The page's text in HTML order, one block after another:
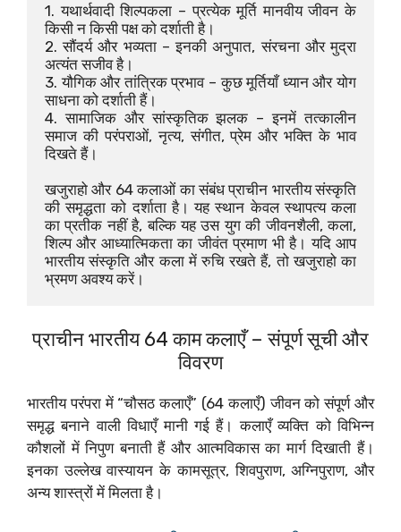
1. यथार्थवादी शिल्पकला – प्रत्येक मूर्ति मानवीय जीवन के
किसी न किसी पक्ष को दर्शाती है।
2. सौंदर्य और भव्यता – इनकी अनुपात, संरचना और मुद्रा
अत्यंत सजीव है।
3. यौगिक और तांत्रिक प्रभाव – कुछ मूर्तियाँ ध्यान और योग
साधना को दर्शाती हैं।
4. सामाजिक और सांस्कृतिक झलक – इनमें तत्कालीन
समाज की परंपराओं, नृत्य, संगीत, प्रेम और भक्ति के भाव
दिखते हैं।
खजुराहो और 64 कलाओं का संबंध प्राचीन भारतीय संस्कृति
की समृद्धता को दर्शाता है। यह स्थान केवल स्थापत्य कला
का प्रतीक नहीं है, बल्कि यह उस युग की जीवनशैली, कला,
शिल्प और आध्यात्मिकता का जीवंत प्रमाण भी है। यदि आप
भारतीय संस्कृति और कला में रुचि रखते हैं, तो खजुराहो का
भ्रमण अवश्य करें।
प्राचीन भारतीय 64 काम कलाएँ – संपूर्ण सूची और
विवरण
भारतीय परंपरा में “चौसठ कलाएँ” (64 कलाएँ) जीवन को संपूर्ण और
समृद्ध बनाने वाली विधाएँ मानी गई हैं। कलाएँ व्यक्ति को विभिन्न
कौशलों में निपुण बनाती हैं और आत्मविकास का मार्ग दिखाती हैं।
इनका उल्लेख वास्यायन के कामसूत्र, शिवपुराण, अग्निपुराण, और
अन्य शास्त्रों में मिलता है।